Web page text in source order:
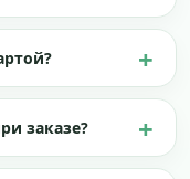
заказе?